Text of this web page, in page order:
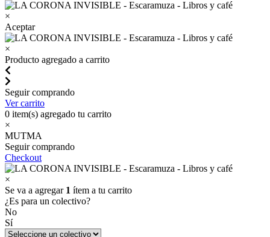
×
Aceptar
×
Producto agregado a carrito
Seguir comprando
Ver carrito
0 item(s) agregado tu carrito
×
MUTMA
Seguir comprando
Checkout
×
Se va a agregar 1 ítem a tu carrito
¿Es para un colectivo?
No
Sí